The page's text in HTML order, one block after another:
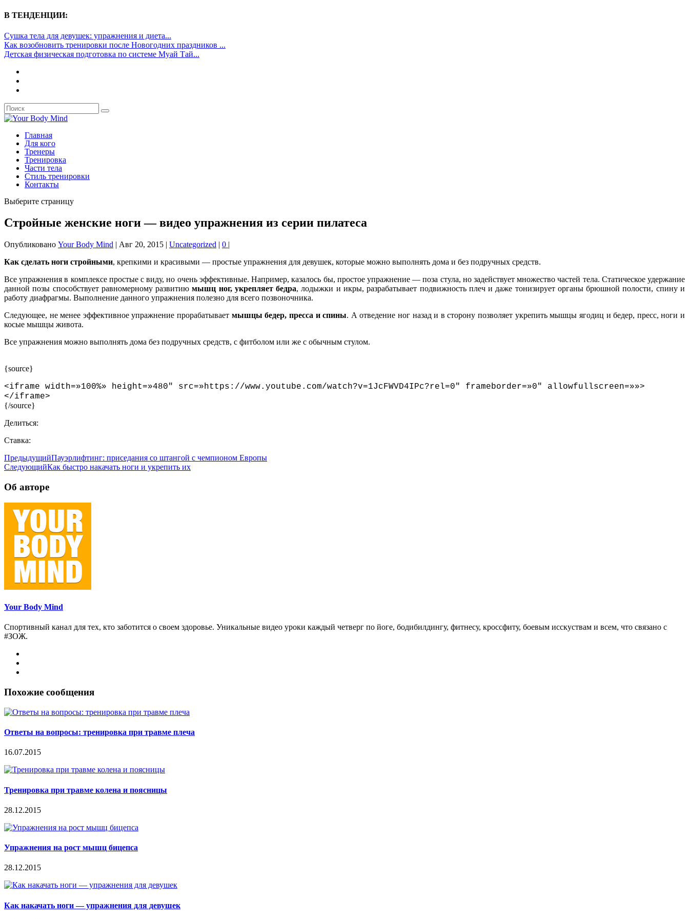
В ТЕНДЕНЦИИ:
Сушка тела для девушек: упражнения и диета...
Как возобновить тренировки после Новогодних праздников ...
Детская физическая подготовка по системе Муай Тай...
Главная
Для кого
Тренеры
Тренировка
Части тела
Стиль тренировки
Контакты
Выберите страницу
Стройные женские ноги — видео упражнения из серии пилатеса
Опубликовано Your Body Mind | Авг 20, 2015 | Uncategorized | 0 |
Как сделать ноги стройными, крепкими и красивыми — простые упражнения для девушек, которые можно выполнять дома и без подручных средств.
Все упражнения в комплексе простые с виду, но очень эффективные. Например, казалось бы, простое упражнение — поза стула, но задействует множество частей тела. Статическое удержание
данной позы способствует равномерному развитиюмышц ног, укрепляет бедра, лодыжки и икры, разрабатывает подвижность плеч и даже тонизирует органы брюшной полости, спину и
работу диафрагмы. Выполнение данного упражнения полезно для всего позвоночника.
Следующее, не менее эффективное упражнение прорабатывает мышцы бедер, пресса и спины. А отведение ног назад и в сторону позволяет укрепить мышцы ягодиц и бедер, пресс, ноги и
косые мышцы живота.
Все упражнения можно выполнять дома без подручных средств, с фитболом или же с обычным стулом.
{source}
<iframe width=»100%» height=»480″ src=»https://www.youtube.com/watch?v=1JcFWVD4IPc?rel=0″ frameborder=»0″ allowfullscreen=»»>
</iframe>
{/source}
Делиться:
Ставка:
ПредыдущийПауэрлифтинг: приседания со штангой с чемпионом Европы
СледующийКак быстро накачать ноги и укрепить их
Об авторе
Your Body Mind
Спортивный канал для тех, кто заботится о своем здоровье. Уникальные видео уроки каждый четверг по йоге, бодибилдингу, фитнесу, кроссфиту, боевым исскуствам и всем, что связано с
#ЗОЖ.
Похожие сообщения
Ответы на вопросы: тренировка при травме плеча
16.07.2015
Тренировка при травме колена и поясницы
28.12.2015
Упражнения на рост мышц бицепса
28.12.2015
Как накачать ноги — упражнения для девушек